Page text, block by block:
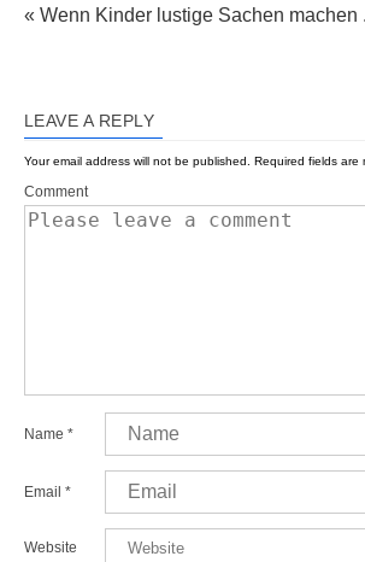
« Wenn Kinder lustige Sachen machen
LEAVE A REPLY
Your email address will not be published. Required fields are
Comment
Name *
Email *
Website